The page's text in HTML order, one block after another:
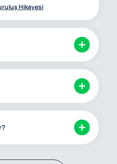
Hikayesi